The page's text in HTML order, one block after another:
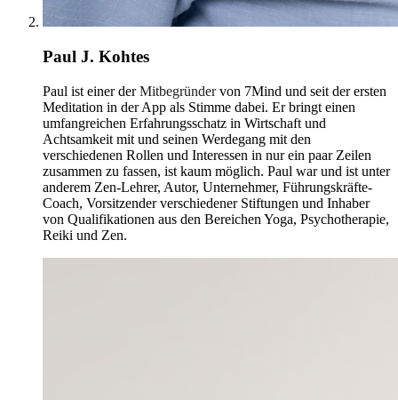
Paul J. Kohtes
Paul ist einer derMitbegründervon 7Mind und seit der ersten
Meditation in der App als Stimme dabei. Er bringt einen
umfangreichen Erfahrungsschatz in Wirtschaft und
Achtsamkeit mit und seinen Werdegang mit den
verschiedenen Rollen und Interessen in nur ein paar Zeilen
zusammen zu fassen, ist kaum möglich. Paul war und ist unter
anderem Zen-Lehrer, Autor, Unternehmer, Führungskräfte-
Coach, Vorsitzender verschiedener Stiftungen und Inhaber
von Qualifikationen aus den Bereichen Yoga, Psychotherapie,
Reiki und Zen.